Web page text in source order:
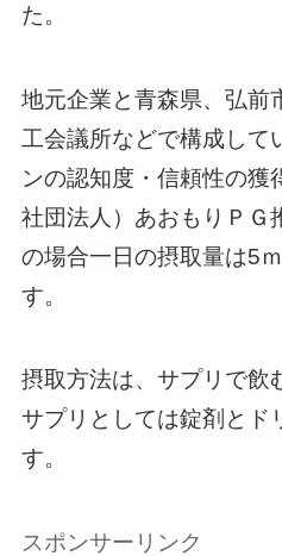
た。
地元企業と青森県、弘前
工会議所などで構成して
ンの認知度・信頼性の獲
社団法人）あおもりＰＧ
の場合一日の摂取量は5
す。
摂取方法は、サプリで飲
サプリとしては錠剤とド
す。
スポンサーリンク